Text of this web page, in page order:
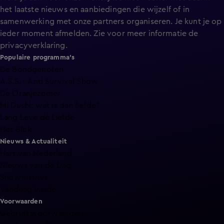
het laatste nieuws en aanbiedingen die wijzelf of in
samenwerking met onze partners organiseren. Je kunt je op
ieder moment afmelden. Zie voor meer informatie de
privacyverklaring.
Populaire programma's
De Bondgenoten
A.S.S. - Anti Survival Show
De Oranjezomer
Mi Dushi: wat is dan liefde?
Lang Leve de Liefde
Het Blok
Nieuws & Actualiteit
Voorwaarden